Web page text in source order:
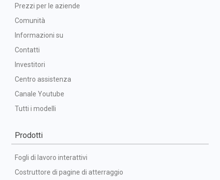
Prezzi per le aziende
Comunità
Informazioni su
Contatti
Investitori
Centro assistenza
Canale Youtube
Tutti i modelli
Prodotti
Fogli di lavoro interattivi
Costruttore di pagine di atterraggio